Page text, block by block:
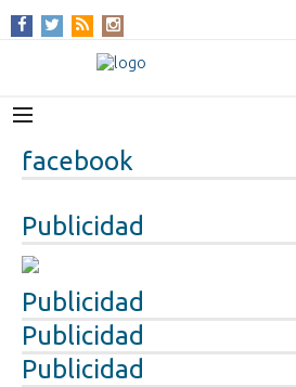
facebook
Publicidad
Publicidad
Publicidad
Publicidad